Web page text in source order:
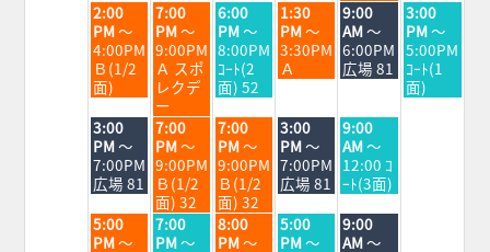
火
曜
日,
8
月
18th
2026
2:00
PM～
4:00PM
Ｂ(1/2
面)
水
曜
日,
8
月
19th
2026
7:00
PM～
9:00PM
Ａ スポ
レクデ
ー
木
曜
日,
8
月
20th
2026
6:00
PM～
8:00PM
ｺｰﾄ(2
面) 52
金
曜
日,
8
月
2026
1:30
PM～
3:30PM
Ａ
土
曜
日,
8
月
2026
9:00
AM～
6:00PM
広場 81
日
曜
日,
8
月
23rd
3:00
PM～
5:00PM
ｺｰﾄ(1
面)
火
曜
日,
8
月
18th
2026
3:00
PM～
7:00PM
広場 81
水
曜
日,
8
月
19th
2026
7:00
PM～
9:00PM
Ｂ(1/2
面) 32
木
曜
日,
8
月
20th
2026
7:00
PM～
9:00PM
Ｂ(1/2
面) 32
金
曜
日,
8
月
21st
2026
3:00
PM～
7:00PM
広場 81
土
曜
日,
8
月
22nd
2026
9:00
AM～
12:00 ｺ
ｰﾄ(3面)
火
曜
5:00
PM～
水
曜
7:00
PM～
木
曜
8:00
PM～
金
曜
5:00
PM～
土
曜
9:00
AM～